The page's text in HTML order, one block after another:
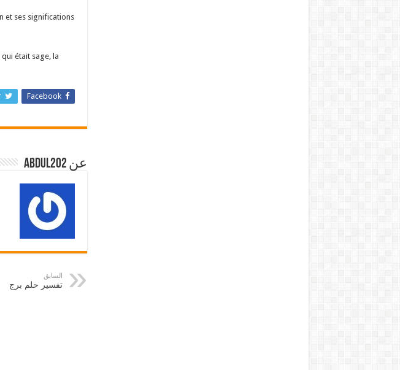
et ses significations
était sage, la
Facebook
عن abdul202
السابق
تفسير حلم برج